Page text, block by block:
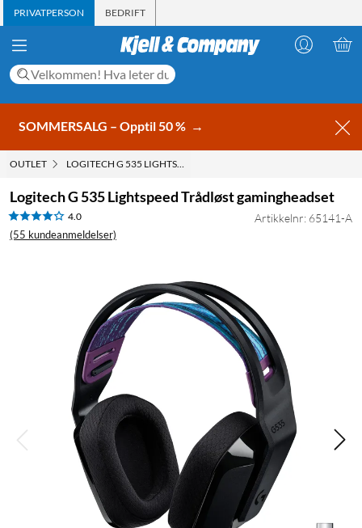
PRIVATPERSON BEDRIFT
SOMMERSALG – Opptil 50 % →
OUTLET LOGITECH G 535 LIGHTSPEED TRÅDLØST GAMINGHEADSET
Logitech G 535 Lightspeed Trådløst gamingheadset
4.0
(55 kundeanmeldelser)
Artikkelnr: 65141-A